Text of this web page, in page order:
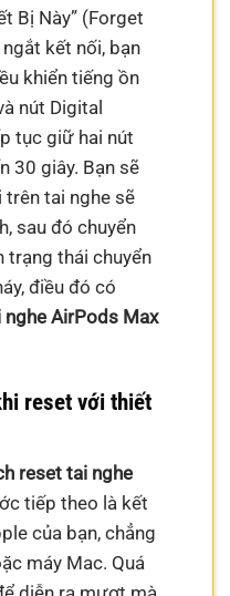
Bị Này” (Forget
kết nối, bạn
khiển tiếng ồn
nút Digital
tục giữ hai nút
30 giây. Bạn sẽ
trên tai nghe sẽ
sau đó chuyển
trạng thái chuyển
điều đó có
nghe AirPods Max
reset với thiết
reset tai nghe
tiếp theo là kết
của bạn, chẳng
máy Mac. Quá